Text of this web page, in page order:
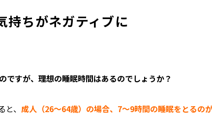
持ちがネガティブに
ですが、理想の睡眠時間はあるのでしょうか？
と、 成人（26～64歳）の場合、7～9時間の睡眠をとるの